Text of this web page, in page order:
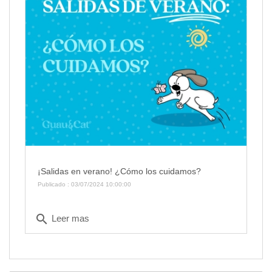
¡Salidas en verano! ¿Cómo los cuidamos?
Publicado : 03/07/2024 10:00:00
search Leer mas